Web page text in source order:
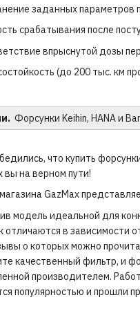
заданных параметров
срабатывания после
впрыснутой дозы
(до 200 тыс. км
Форсунки Keihin, HANA и
что купить
вы на верном пути!
GazMax
модель идеальной для
отличаются в зависимости
о которых можно
качественный фильтр, и
производителем.
популярностью и прошли